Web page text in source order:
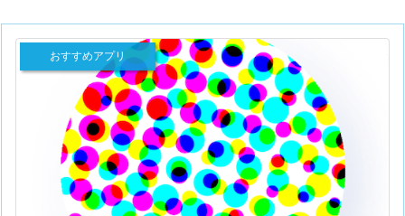
おすすめアプリ